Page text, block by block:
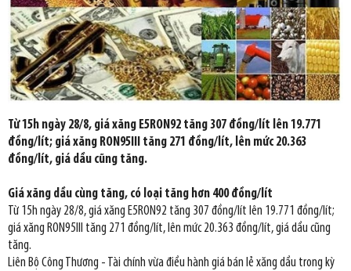
Từ 15h ngày 28/8, giá xăng E5RON92 tăng 307 đồng/lít lên 19.771
đồng/lít; giá xăng RON95III tăng 271 đồng/lít, lên mức 20.363
đồng/lít, giá dầu cũng tăng.
Giá xăng dầu cùng tăng, có loại tăng hơn 400 đồng/lít
Từ 15h ngày 28/8, giá xăng E5RON92 tăng 307 đồng/lít lên 19.771 đồng/lít;
giá xăng RON95III tăng 271 đồng/lít, lên mức 20.363 đồng/lít, giá dầu cũng
tăng.
Liên Bộ Công Thương - Tài chính vừa điều hành giá bán lẻ xăng dầu trong kỳ